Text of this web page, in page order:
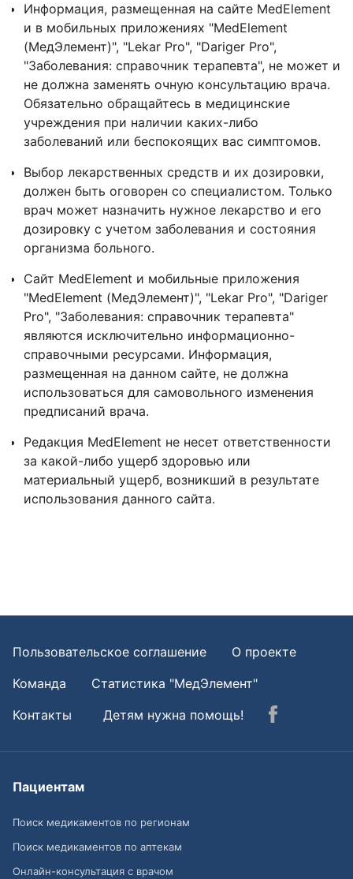
Информация, размещенная на сайте MedElement
и в мобильных приложениях "MedElement
(МедЭлемент)", "Lekar Pro", "Dariger Pro",
"Заболевания: справочник терапевта", не может и
не должна заменять очную консультацию врача.
Обязательно обращайтесь в медицинские
учреждения при наличии каких-либо
заболеваний или беспокоящих вас симптомов.
Выбор лекарственных средств и их дозировки,
должен быть оговорен со специалистом. Только
врач может назначить нужное лекарство и его
дозировку с учетом заболевания и состояния
организма больного.
Сайт MedElement и мобильные приложения
"MedElement (МедЭлемент)", "Lekar Pro", "Dariger
Pro", "Заболевания: справочник терапевта"
являются исключительно информационно-
справочными ресурсами. Информация,
размещенная на данном сайте, не должна
использоваться для самовольного изменения
предписаний врача.
Редакция MedElement не несет ответственности
за какой-либо ущерб здоровью или
материальный ущерб, возникший в результате
использования данного сайта.
Пользовательское соглашение
О проекте
Команда
Статистика "МедЭлемент"
Контакты
Детям нужна помощь!
Пациентам
Поиск медикаментов по регионам
Поиск медикаментов по аптекам
Онлайн-консультация с врачом